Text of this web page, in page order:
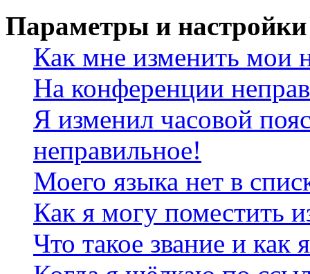
Параметры и настройки
Как мне изменить мои
На конференции
Я изменил часовой
неправильное!
Моего языка нет в
Как я могу поместить
Что такое звание и как